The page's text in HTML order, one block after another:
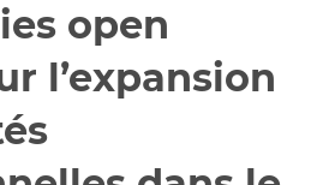
open
l’expansion